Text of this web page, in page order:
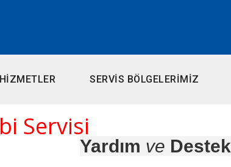
HİZMETLER SERVİS BÖLGELERİMİZ
Servisi
Yardım ve Destek